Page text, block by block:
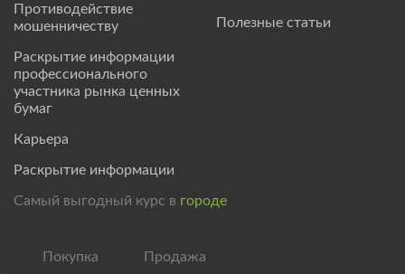
Противодействие
мошенничеству
Раскрытие информации
профессионального
участника рынка ценных
бумаг
Карьера
Раскрытие информации
Полезные статьи
Самый выгодный курс в городе